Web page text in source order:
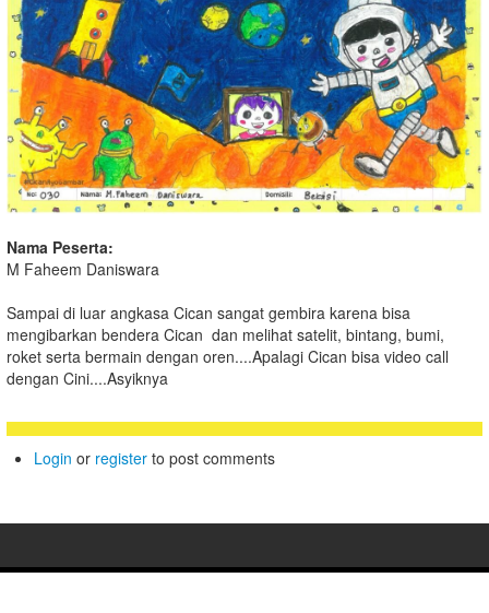
Nama Peserta:
M Faheem Daniswara
Sampai di luar angkasa Cican sangat gembira karena bisa
mengibarkan bendera Cican dan melihat satelit, bintang, bumi,
roket serta bermain dengan oren....Apalagi Cican bisa video call
dengan Cini....Asyiknya
Login or register to post comments